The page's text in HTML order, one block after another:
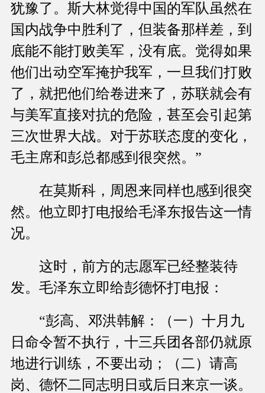
犹豫了。斯大林觉得中国的军队虽然在
国内战争中胜利了，但装备那样差，到
底能不能打败美军，没有底。觉得如果
他们出动空军掩护我军，一旦我们打败
了，就把他们给卷进来了，苏联就会有
与美军直接对抗的危险，甚至会引起第
三次世界大战。对于苏联态度的变化，
毛主席和彭总都感到很突然。”
在莫斯科，周恩来同样也感到很突
然。他立即打电报给毛泽东报告这一情
况。
这时，前方的志愿军已经整装待
发。毛泽东立即给彭德怀打电报：
“彭高、邓洪韩解：（一）十月九
日命令暂不执行，十三兵团各部仍就原
地进行训练，不要出动；（二）请高
岗、德怀二同志明日或后日来京一谈。